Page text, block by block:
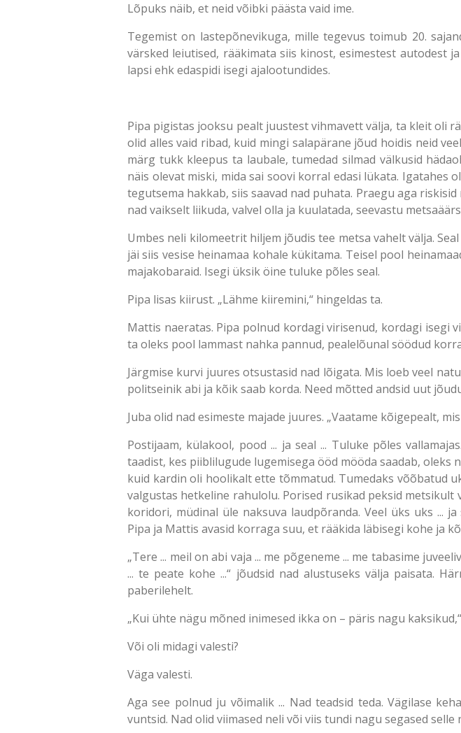
Lõpuks näib, et neid võibki päästa vaid ime.
Tegemist on lastepõnevikuga, mille tegevus toimub 20.
värsked leiutised, rääkimata siis kinost, esimestest autodest
lapsi ehk edaspidi isegi ajalootundides.
Pipa pigistas jooksu pealt juustest vihmavett välja, ta kleit oli
olid alles vaid ribad, kuid mingi salapärane jõud hoidis neid
märg tukk kleepus ta laubale, tumedad silmad välkusid
näis olevat miski, mida sai soovi korral edasi lükata. Igatahes
tegutsema hakkab, siis saavad nad puhata. Praegu aga
nad vaikselt liikuda, valvel olla ja kuulatada, seevastu
Umbes neli kilomeetrit hiljem jõudis tee metsa vahelt välja.
jäi siis vesise heinamaa kohale kükitama. Teisel pool
majakobaraid. Isegi üksik öine tuluke põles seal.
Pipa lisas kiirust. „Lähme kiiremini,“ hingeldas ta.
Mattis naeratas. Pipa polnud kordagi virisenud, kordagi isegi
ta oleks pool lammast nahka pannud, pealelõunal söödud
Järgmise kurvi juures otsustasid nad lõigata. Mis loeb veel
politseinik abi ja kõik saab korda. Need mõtted andsid uut
Juba olid nad esimeste majade juures. „Vaatame kõigepealt,
Postijaam, külakool, pood ... ja seal ... Tuluke põles
taadist, kes piiblilugude lugemisega ööd mööda saadab,
kuid kardin oli hoolikalt ette tõmmatud. Tumedaks võõbatud
valgustas hetkeline rahulolu. Porised rusikad peksid
koridori, müdinal üle naksuva laudpõranda. Veel üks uks ...
Pipa ja Mattis avasid korraga suu, et rääkida läbisegi kohe ja
„Tere ... meil on abi vaja ... me põgeneme ... me tabasime
... te peate kohe ...“ jõudsid nad alustuseks välja paisata.
paberilehelt.
„Kui ühte nägu mõned inimesed ikka on – päris nagu
Või oli midagi valesti?
Väga valesti.
Aga see polnud ju võimalik ... Nad teadsid teda. Vägilase
vuntsid. Nad olid viimased neli või viis tundi nagu segased selle